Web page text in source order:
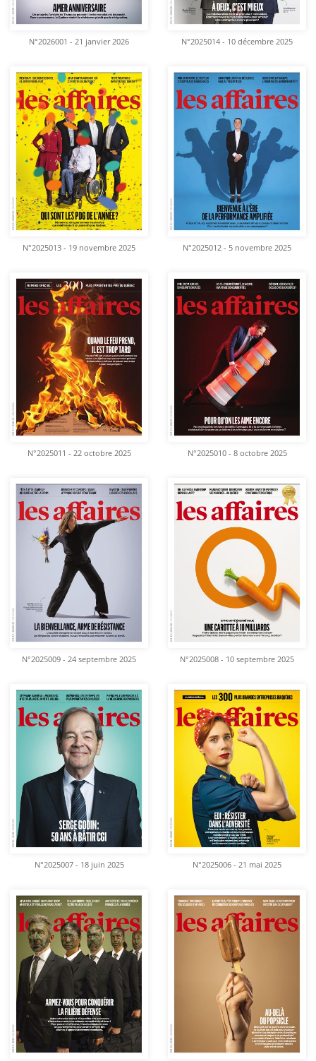
N°2026001 - 21 janvier 2026 N°2025014 - 10 décembre 2025
N°2025013 - 19 novembre 2025 N°2025012 - 5 novembre 2025
N°2025011 - 22 octobre 2025 N°2025010 - 8 octobre 2025
N°2025009 - 24 septembre 2025 N°2025008 - 10 septembre 2025
N°2025007 - 18 juin 2025 N°2025006 - 21 mai 2025